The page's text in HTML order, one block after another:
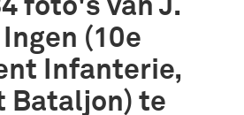
foto's van J.
(10e
Infanterie,
Bataljon) te